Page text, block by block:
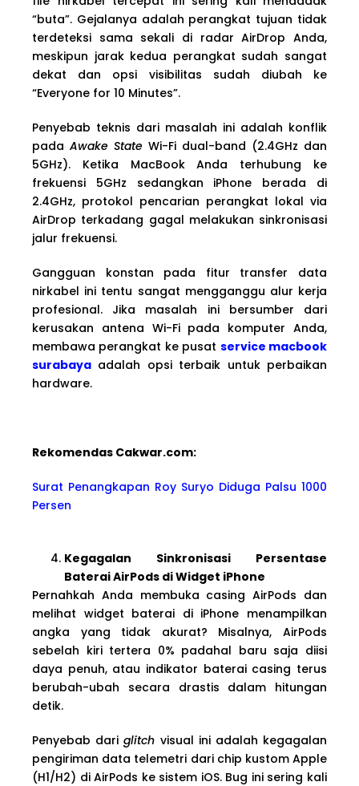
“buta”. Gejalanya adalah perangkat tujuan tidak
terdeteksi sama sekali di radar AirDrop Anda,
meskipun jarak kedua perangkat sudah sangat
dekat dan opsi visibilitas sudah diubah ke
“Everyone for 10 Minutes”.
Penyebab teknis dari masalah ini adalah konflik
pada Awake State Wi-Fi dual-band (2.4GHz dan
5GHz). Ketika MacBook Anda terhubung ke
frekuensi 5GHz sedangkan iPhone berada di
2.4GHz, protokol pencarian perangkat lokal via
AirDrop terkadang gagal melakukan sinkronisasi
jalur frekuensi.
Gangguan konstan pada fitur transfer data
nirkabel ini tentu sangat mengganggu alur kerja
profesional. Jika masalah ini bersumber dari
kerusakan antena Wi-Fi pada komputer Anda,
membawa perangkat ke pusat service macbook
surabaya adalah opsi terbaik untuk perbaikan
hardware.
Rekomendas Cakwar.com:
Surat Penangkapan Roy Suryo Diduga Palsu 1000
Persen
Kegagalan Sinkronisasi Persentase
Baterai AirPods di Widget iPhone
Pernahkah Anda membuka casing AirPods dan
melihat widget baterai di iPhone menampilkan
angka yang tidak akurat? Misalnya, AirPods
sebelah kiri tertera 0% padahal baru saja diisi
daya penuh, atau indikator baterai casing terus
berubah-ubah secara drastis dalam hitungan
detik.
Penyebab dariglitch visual ini adalah kegagalan
pengiriman data telemetri dari chip kustom Apple
(H1/H2) di AirPods ke sistem iOS. Bug ini sering kali